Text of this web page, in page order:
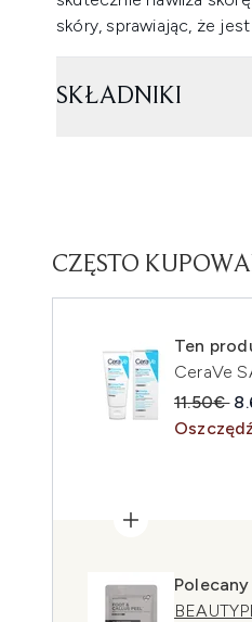
skóry, sprawiając, że
SKŁADNIKI
CZĘSTO
Ten
CeraVe
11.50€